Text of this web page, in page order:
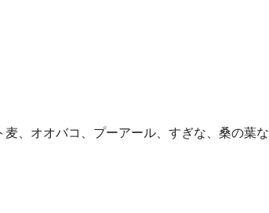
、オオバコ、プーアール、すぎな、桑の葉な